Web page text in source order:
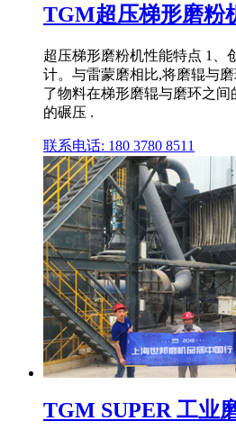
TGM超压梯形磨粉
超压梯形磨粉机性能特点 1、
计。与雷蒙磨相比,将磨辊与
了物料在梯形磨辊与磨环之
的碾压 .
联系电话: 180 3780 8511
TGM SUPER 工业